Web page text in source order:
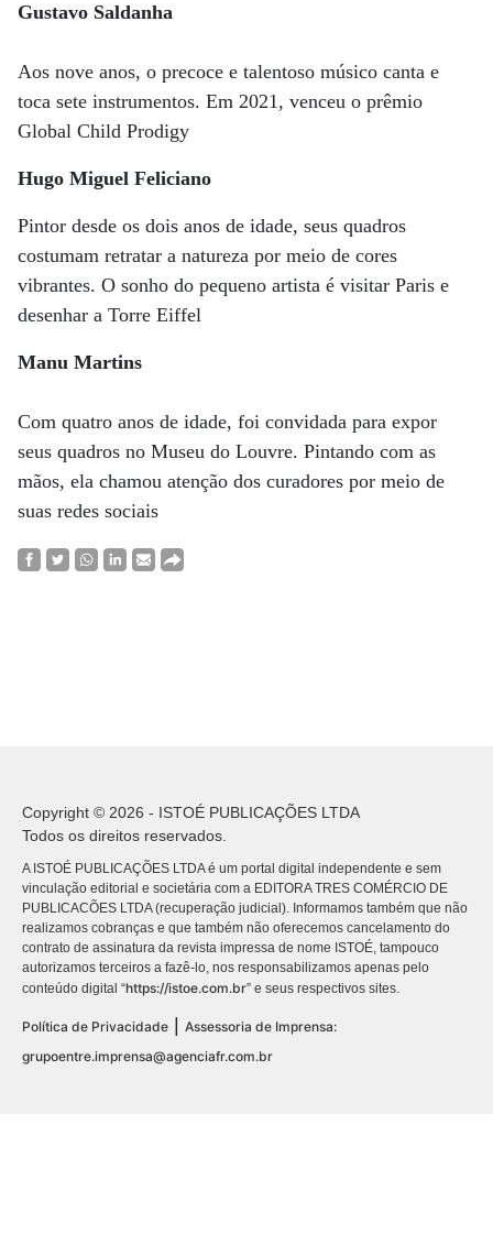
Gustavo Saldanha
Aos nove anos, o precoce e talentoso músico canta e
toca sete instrumentos. Em 2021, venceu o prêmio
Global Child Prodigy
Hugo Miguel Feliciano
Pintor desde os dois anos de idade, seus quadros
costumam retratar a natureza por meio de cores
vibrantes. O sonho do pequeno artista é visitar Paris e
desenhar a Torre Eiffel
Manu Martins
Com quatro anos de idade, foi convidada para expor
seus quadros no Museu do Louvre. Pintando com as
mãos, ela chamou atenção dos curadores por meio de
suas redes sociais
Copyright © 2026 - ISTOÉ PUBLICAÇÕES LTDA
Todos os direitos reservados.
A ISTOÉ PUBLICAÇÕES LTDA é um portal digital independente e sem
vinculação editorial e societária com a EDITORA TRES COMÉRCIO DE
PUBLICACÕES LTDA (recuperação judicial). Informamos também que não
realizamos cobranças e que também não oferecemos cancelamento do
contrato de assinatura da revista impressa de nome ISTOÉ, tampouco
autorizamos terceiros a fazê-lo, nos responsabilizamos apenas pelo
conteúdo digital “https://istoe.com.br” e seus respectivos sites.
Política de Privacidade
Assessoria de Imprensa:
grupoentre.imprensa@agenciafr.com.br